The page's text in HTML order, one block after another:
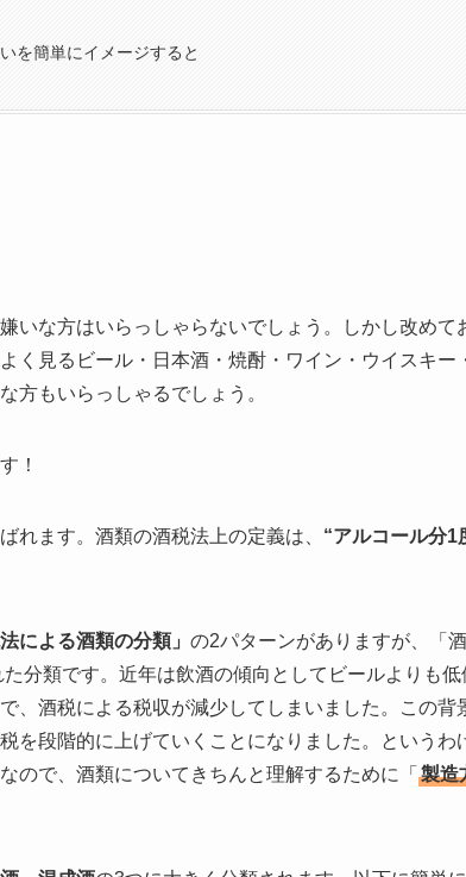
を簡単にイメージすると
いな方はいらっしゃらないでしょう。しかし改めて
く見るビール・日本酒・焼酎・ワイン・ウイスキー
方もいらっしゃるでしょう。
！
れます。酒類の酒税法上の定義は、 “アルコール分1
法による酒類の分類」 の2パターンがありますが、「
分類です。近年は飲酒の傾向としてビールよりも低
、酒税による税収が減少してしまいました。この背
を段階的に上げていくことになりました。というわ
ので、酒類についてきちんと理解するために「 製造